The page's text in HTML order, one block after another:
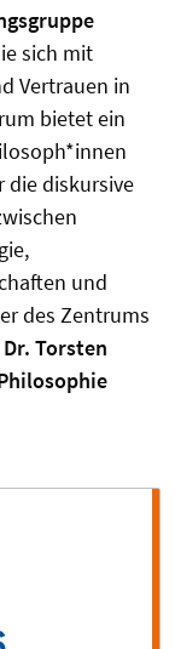
sich mit
Vertrauen in
bietet ein
die diskursive
und
des Zentrums
Torsten